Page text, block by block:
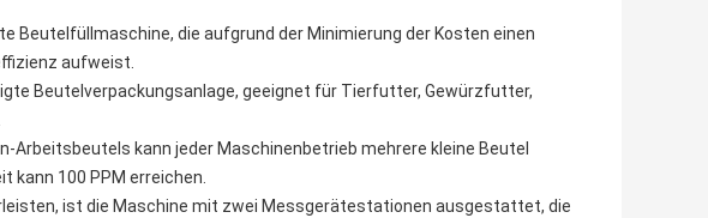
Beutelfüllmaschine, die aufgrund der Minimierung der Kosten einen
aufweist.
Beutelverpackungsanlage, geeignet für Tierfutter, Gewürzfutter,
Arbeitsbeutels kann jeder Maschinenbetrieb mehrere kleine Beutel
kann 100 PPM erreichen.
ist die Maschine mit zwei Messgerätestationen ausgestattet, die